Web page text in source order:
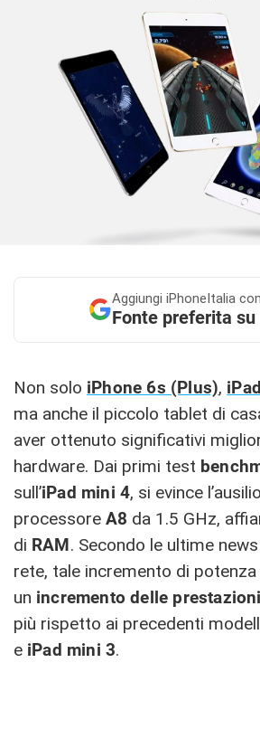
Aggiungi iPhoneItalia
Fonte preferita su
Non solo iPhone 6s (Plus),
ma anche il piccolo tablet di
aver ottenuto significativi
hardware. Dai primi test
sull’iPad mini 4, si evince
processore A8 da 1.5 GHz,
di RAM. Secondo le ultime
rete, tale incremento di
un incremento delle prestazioni
più rispetto ai precedenti
e iPad mini 3.